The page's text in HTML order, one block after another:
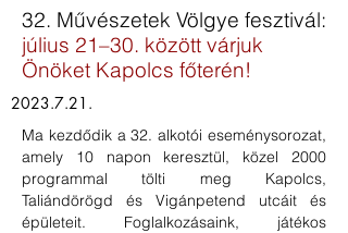
32. Művészetek Völgye fesztivál:
július 21–30. között várjuk
Önöket Kapolcs főterén!
2023.7.21 .
Ma kezdődik a 32. alkotói eseménysorozat,
amely 10 napon keresztül, közel 2000
programmal tölti meg Kapolcs,
Taliándörögd és Vigánpetend utcáit és
épületeit. Foglalkozásaink, játékos